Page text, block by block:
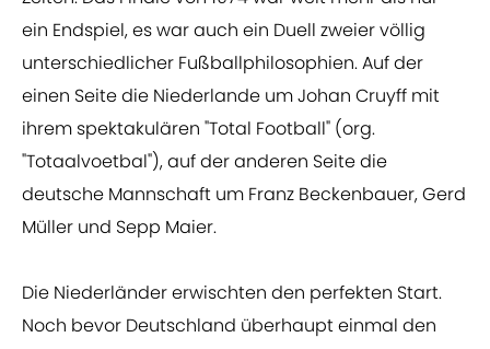
ein Endspiel, es war auch ein Duell zweier völlig
unterschiedlicher Fußballphilosophien. Auf der
einen Seite die Niederlande um Johan Cruyff mit
ihrem spektakulären "Total Football" (org.
"Totaalvoetbal"), auf der anderen Seite die
deutsche Mannschaft um Franz Beckenbauer, Gerd
Müller und Sepp Maier.
Die Niederländer erwischten den perfekten Start.
Noch bevor Deutschland überhaupt einmal den